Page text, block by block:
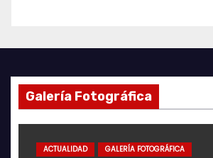
Galería Fotográfica
ACTUALIDAD GALERÍA FOTOGRÁFICA